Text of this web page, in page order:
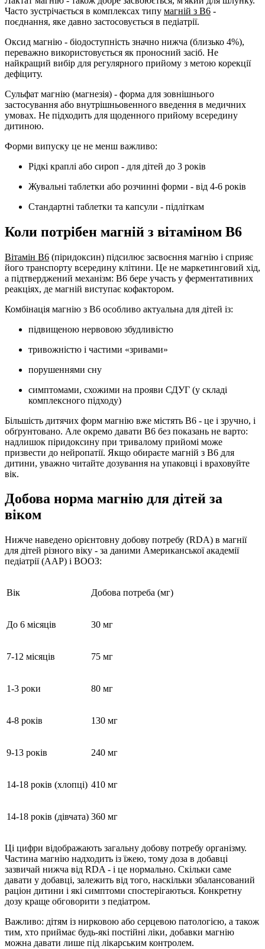
Часто зустрічається в комплексах типу магній з B6 -
поєднання, яке давно застосовується в педіатрії.
Оксид магнію - біодоступність значно нижча (близько 4%),
переважно використовується як проносний засіб. Не
найкращий вибір для регулярного прийому з метою корекції
дефіциту.
Сульфат магнію (магнезія) - форма для зовнішнього
застосування або внутрішньовенного введення в медичних
умовах. Не підходить для щоденного прийому всередину
дитиною.
Форми випуску це не менш важливо:
Рідкі краплі або сироп - для дітей до 3 років
Жувальні таблетки або розчинні форми - від 4-6 років
Стандартні таблетки та капсули - підліткам
Коли потрібен магній з вітаміном B6
Вітамін B6 (піридоксин) підсилює засвоєння магнію і сприяє
його транспорту всередину клітини. Це не маркетинговий хід,
а підтверджений механізм: B6 бере участь у ферментативних
реакціях, де магній виступає кофактором.
Комбінація магнію з B6 особливо актуальна для дітей із:
підвищеною нервовою збудливістю
тривожністю і частими «зривами»
порушеннями сну
симптомами, схожими на прояви СДУГ (у складі
комплексного підходу)
Більшість дитячих форм магнію вже містять B6 - це і зручно, і
обґрунтовано. Але окремо давати B6 без показань не варто:
надлишок піридоксину при тривалому прийомі може
призвести до нейропатії. Якщо обираєте магній з B6 для
дитини, уважно читайте дозування на упаковці і враховуйте
вік.
Добова норма магнію для дітей за
віком
Нижче наведено орієнтовну добову потребу (RDA) в магнії
для дітей різного віку - за даними Американської академії
педіатрії (AAP) і ВООЗ:
Вік Добова потреба (мг)
До 6 місяців 30 мг
7-12 місяців 75 мг
1-3 роки 80 мг
4-8 років 130 мг
9-13 років 240 мг
14-18 років (хлопці) 410 мг
14-18 років (дівчата) 360 мг
Ці цифри відображають загальну добову потребу організму.
Частина магнію надходить із їжею, тому доза в добавці
зазвичай нижча від RDA - і це нормально. Скільки саме
давати у добавці, залежить від того, наскільки збалансований
раціон дитини і які симптоми спостерігаються. Конкретну
дозу краще обговорити з педіатром.
Важливо: дітям із нирковою або серцевою патологією, а також
тим, хто приймає будь-які постійні ліки, добавки магнію
можна давати лише під лікарським контролем.